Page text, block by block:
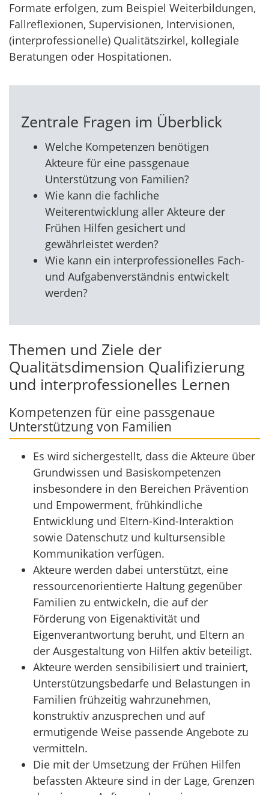
Formate erfolgen, zum Beispiel Weiterbildungen,
Fallreflexionen, Supervisionen, Intervisionen,
(interprofessionelle) Qualitätszirkel, kollegiale
Beratungen oder Hospitationen.
Zentrale Fragen im Überblick
Welche Kompetenzen benötigen
Akteure für eine passgenaue
Unterstützung von Familien?
Wie kann die fachliche
Weiterentwicklung aller Akteure der
Frühen Hilfen gesichert und
gewährleistet werden?
Wie kann ein interprofessionelles Fach-
und Aufgabenverständnis entwickelt
werden?
Themen und Ziele der
Qualitätsdimension Qualifizierung
und interprofessionelles Lernen
Kompetenzen für eine passgenaue
Unterstützung von Familien
Es wird sichergestellt, dass die Akteure über
Grundwissen und Basiskompetenzen
insbesondere in den Bereichen Prävention
und Empowerment, frühkindliche
Entwicklung und Eltern-Kind-Interaktion
sowie Datenschutz und kultursensible
Kommunikation verfügen.
Akteure werden dabei unterstützt, eine
ressourcenorientierte Haltung gegenüber
Familien zu entwickeln, die auf der
Förderung von Eigenaktivität und
Eigenverantwortung beruht, und Eltern an
der Ausgestaltung von Hilfen aktiv beteiligt.
Akteure werden sensibilisiert und trainiert,
Unterstützungsbedarfe und Belastungen in
Familien frühzeitig wahrzunehmen,
konstruktiv anzusprechen und auf
ermutigende Weise passende Angebote zu
vermitteln.
Die mit der Umsetzung der Frühen Hilfen
befassten Akteure sind in der Lage, Grenzen